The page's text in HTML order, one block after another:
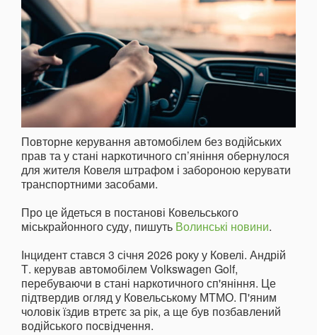
Повторне керування автомобілем без водійських
прав та у стані наркотичного сп’яніння обернулося
для жителя Ковеля штрафом і забороною керувати
транспортними засобами.
Про це йдеться в постанові Ковельського
міськрайонного суду, пишуть Волинські новини.
Інцидент стався 3 січня 2026 року у Ковелі. Андрій
Т. керував автомобілем Volkswagen Golf,
перебуваючи в стані наркотичного сп'яніння. Це
підтвердив огляд у Ковельському МТМО. П'яним
чоловік їздив втретє за рік, а ще був позбавлений
водійського посвідчення.